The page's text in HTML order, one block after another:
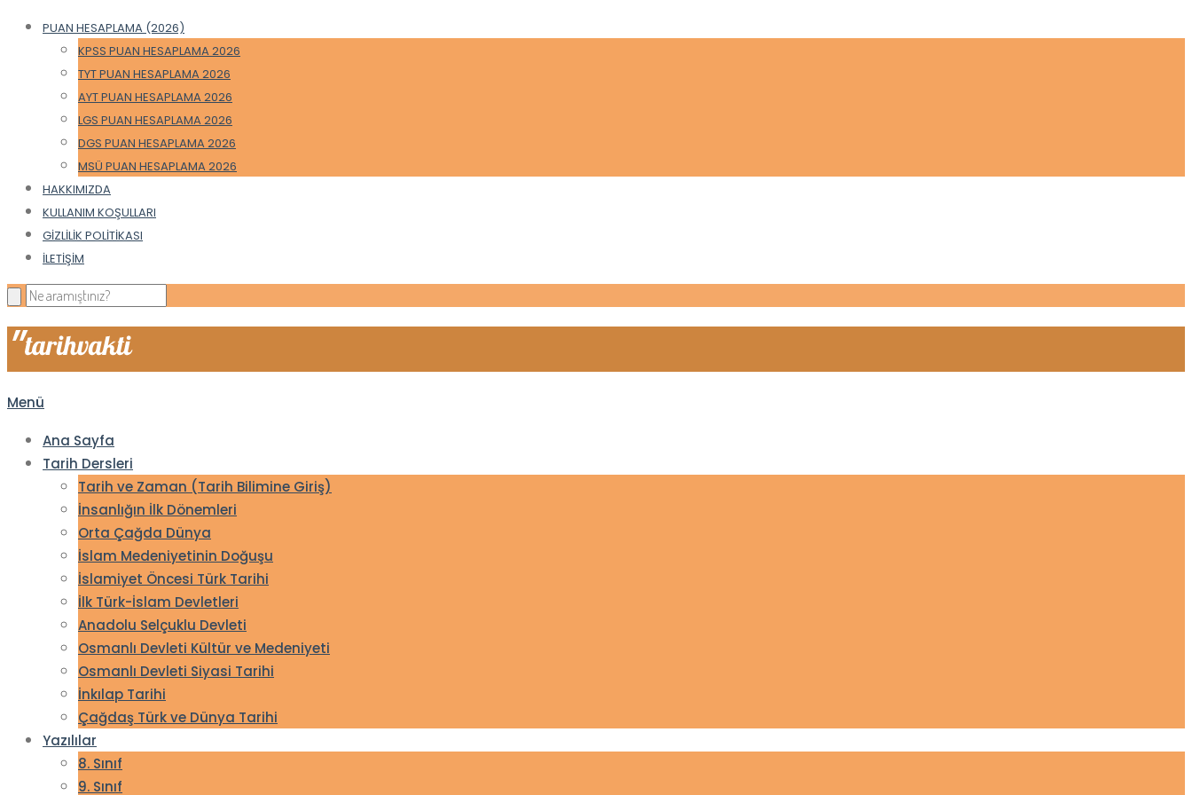
PUAN HESAPLAMA (2026)
KPSS PUAN HESAPLAMA 2026
TYT PUAN HESAPLAMA 2026
AYT PUAN HESAPLAMA 2026
LGS PUAN HESAPLAMA 2026
DGS PUAN HESAPLAMA 2026
MSÜ PUAN HESAPLAMA 2026
HAKKIMIZDA
KULLANIM KOŞULLARI
GIZLILIK POLITIKASI
İLETIŞIM
Menü
Ana Sayfa
Tarih Dersleri
Tarih ve Zaman (Tarih Bilimine Giriş)
İnsanlığın İlk Dönemleri
Orta Çağda Dünya
İslam Medeniyetinin Doğuşu
İslamiyet Öncesi Türk Tarihi
İlk Türk-İslam Devletleri
Anadolu Selçuklu Devleti
Osmanlı Devleti Kültür ve Medeniyeti
Osmanlı Devleti Siyasi Tarihi
İnkılap Tarihi
Çağdaş Türk ve Dünya Tarihi
Yazılılar
8. Sınıf
9. Sınıf